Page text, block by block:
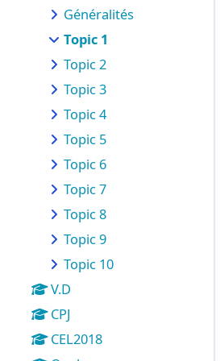
Généralités
Topic 1
Topic 2
Topic 3
Topic 4
Topic 5
Topic 6
Topic 7
Topic 8
Topic 9
Topic 10
V.D
CPJ
CEL2018